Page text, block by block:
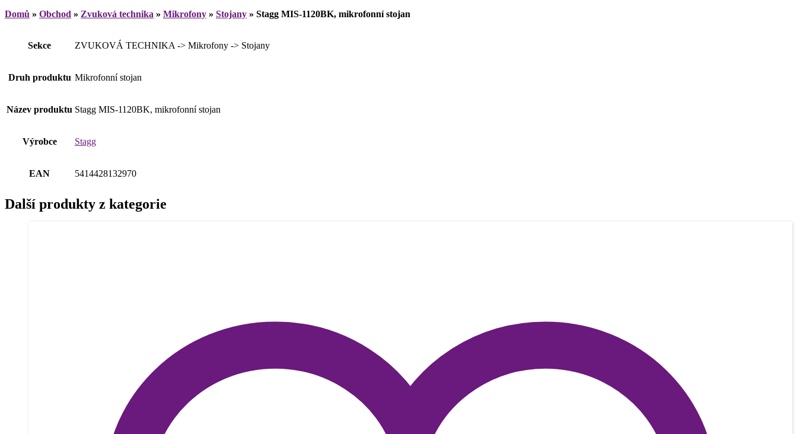
Domů » Obchod » Zvuková technika » Mikrofony » Stojany » Stagg MIS-1120BK, mikrofonní stojan
Sekce ZVUKOVÁ TECHNIKA -> Mikrofony -> Stojany
Druh produktu Mikrofonní stojan
Název produktu Stagg MIS-1120BK, mikrofonní stojan
Výrobce Stagg
EAN 5414428132970
Další produkty z kategorie